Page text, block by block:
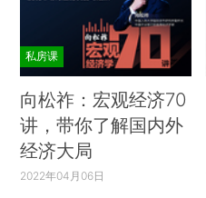
私房课
向松祚：宏观经济70
讲，带你了解国内外
经济大局
2022年04月06日